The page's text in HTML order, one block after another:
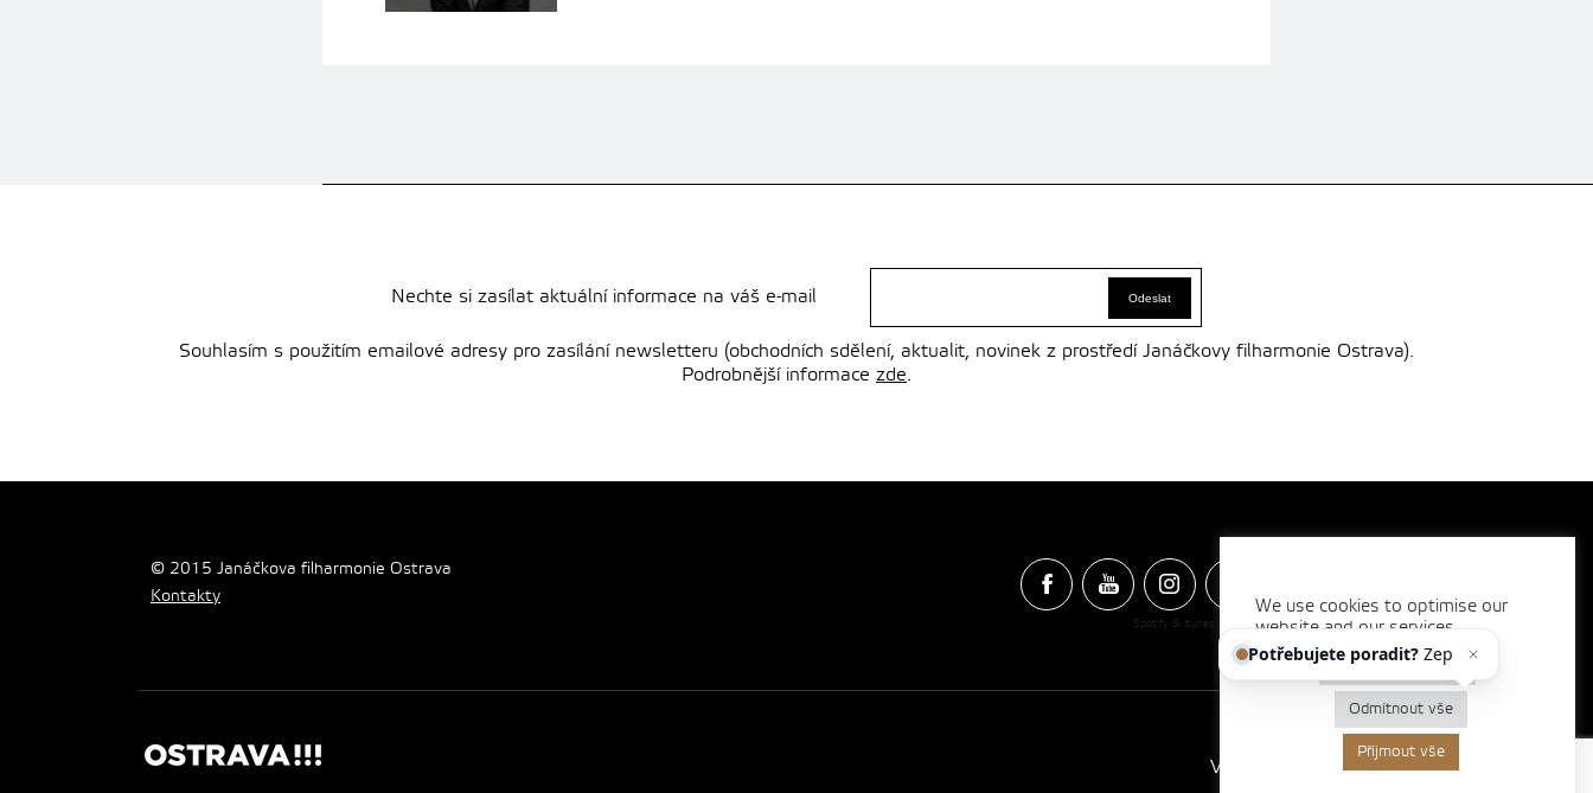
Nechte si zasílat aktuální informace na váš e-mail
Souhlasím s použitím emailové adresy pro zasílání newsletteru (obchodních sdělení, aktualit, novinek z prostředí Janáčkovy filharmonie Ostrava).
Podrobnější informace zde.
© 2015 Janáčkova filharmonie Ostrava
Kontakty
Spotify & Itunes Icons made byFreepikfrom www.flaticon.com
Vytvořilo
We use cookies to optimise our
website and our services.
Nastavení cookies
Odmítnout vše
Přijmout vše
Potřebujete poradit?Zeptejte
se naše